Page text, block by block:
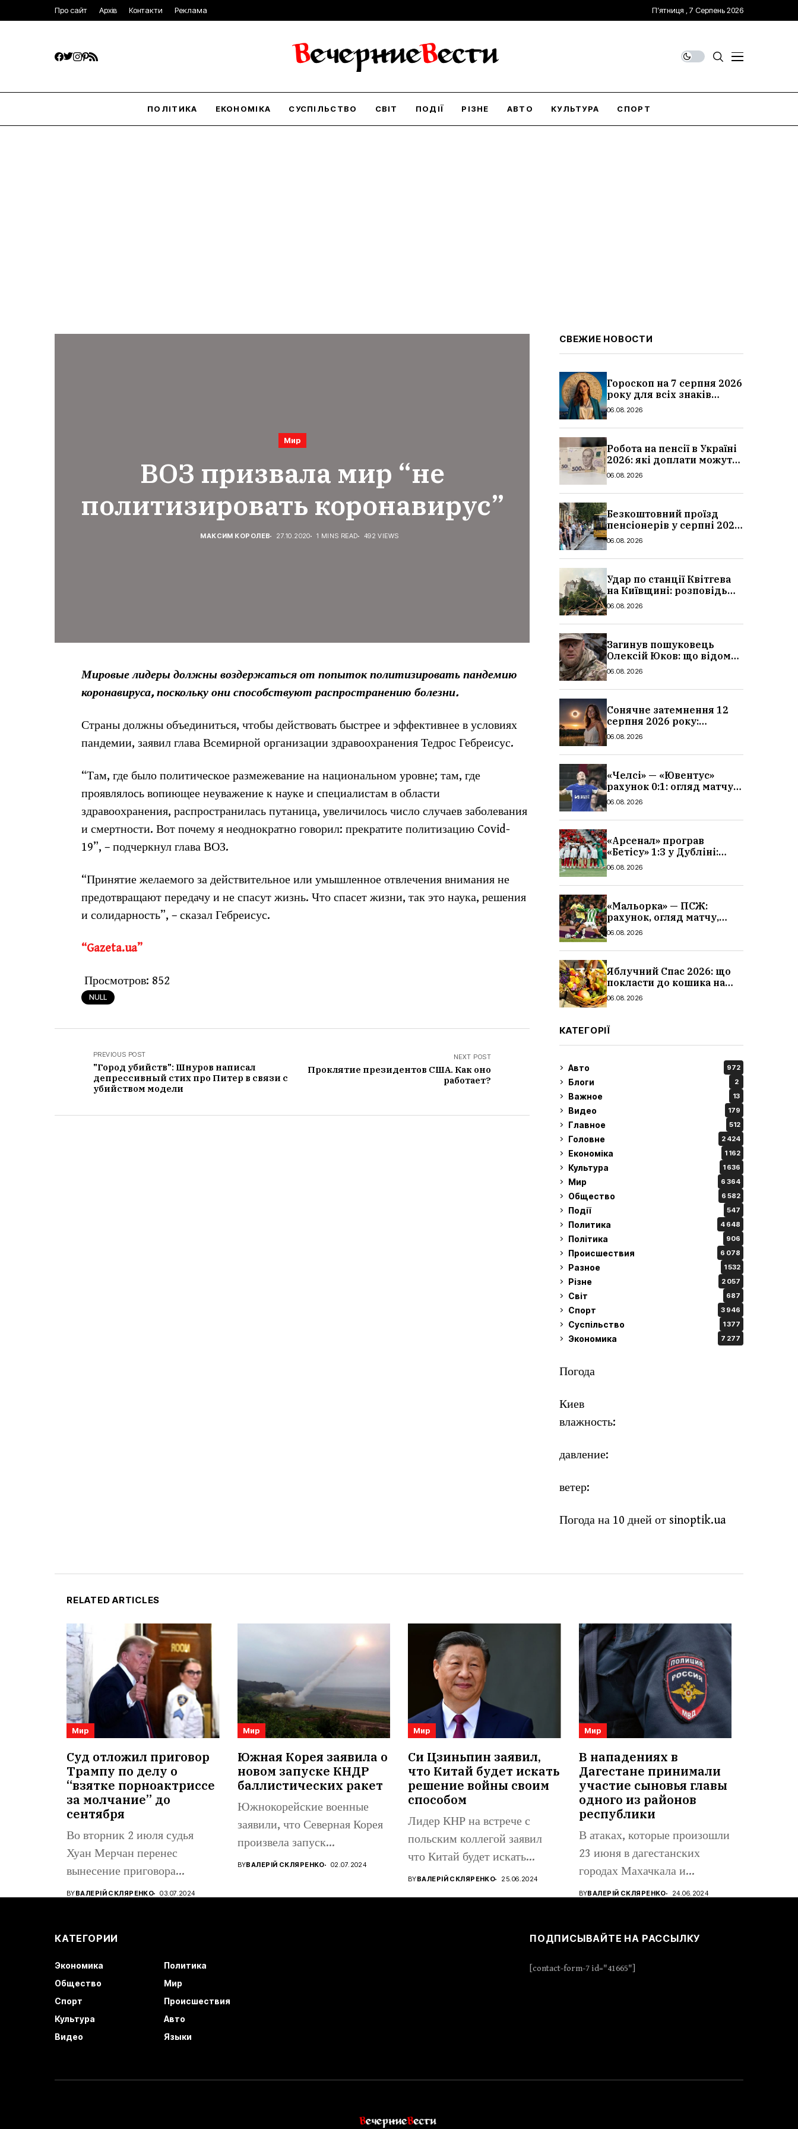
Про сайт Архів Контакти Реклама П’ятниця , 7 Серпень 2026
ПОЛІТИКА ЕКОНОМІКА СУСПІЛЬСТВО СВІТ ПОДІЇ РІЗНЕ АВТО КУЛЬТУРА СПОРТ
Мир
ВОЗ призвала мир “не
политизировать коронавирус”
МАКСИМ КОРОЛЕВ 27.10.2020 1 MINS READ 492 VIEWS
Мировые лидеры должны воздержаться от попыток политизировать пандемию
коронавируса, поскольку они способствуют распространению болезни.
Страны должны объединиться, чтобы действовать быстрее и эффективнее в условиях
пандемии, заявил глава Всемирной организации здравоохранения Тедрос Гебреисус.
“Там, где было политическое размежевание на национальном уровне; там, где
проявлялось вопиющее неуважение к науке и специалистам в области
здравоохранения, распространилась путаница, увеличилось число случаев заболевания
и смертности. Вот почему я неоднократно говорил: прекратите политизацию Covid-
19”, – подчеркнул глава ВОЗ.
“Принятие желаемого за действительное или умышленное отвлечения внимания не
предотвращают передачу и не спасут жизнь. Что спасет жизни, так это наука, решения
и солидарность”, – сказал Гебреисус.
“Gazeta.ua”
Просмотров: 852
NULL
PREVIOUS POST
"Город убийств": Шнуров написал
депрессивный стих про Питер в связи с
убийством модели
NEXT POST
Проклятие президентов США. Как оно
работает?
СВЕЖИЕ НОВОСТИ
Гороскоп на 7 серпня 2026
року для всіх знаків
зодіаку: кому пощастить у
06.08.2026
Робота на пенсії в Україні
2026: які доплати можуть
скасувати, про що
06.08.2026
Безкоштовний проїзд
пенсіонерів у серпні 2026
в Україні: де діє пільга,
06.08.2026
Удар по станції Квітгева
на Київщині: розповідь
очевидців, як вісім людей
сталося
06.08.2026
Загинув пошуковець
Олексій Юков: що відомо
про його роботу, хто він
06.08.2026
Сонячне затемнення 12
серпня 2026 року:
гороскоп, кому із знаків
06.08.2026
«Челсі» — «Ювентус»
рахунок 0:1: огляд матчу
та вихід Мудрика
06.08.2026
«Арсенал» програв
«Бетісу» 1:3 у Дубліні:
огляд матчу та всі голи
06.08.2026
«Мальорка» — ПСЖ:
рахунок, огляд матчу,
голи та склад парижан
06.08.2026
Яблучний Спас 2026: що
покласти до кошика на
освячення, які фрукти,
06.08.2026
КАТЕГОРІЇ
Авто 972
Блоги 2
Важное 13
Видео 179
Главное 512
Головне 2 424
Економіка 1 162
Культура 1 636
Мир 6 364
Общество 6 582
Події 547
Политика 4 648
Політика 906
Происшествия 6 078
Разное 1 532
Різне 2 057
Світ 687
Спорт 3 946
Суспільство 1 377
Экономика 7 277
Погода
Киев
влажность:
давление:
ветер:
Погода на 10 дней от sinoptik.ua
RELATED ARTICLES
Мир
Суд отложил приговор
Трампу по делу о
“взятке порноактриссе
за молчание” до
сентября
Во вторник 2 июля судья
Хуан Мерчан перенес
вынесение приговора
кандидату в...
BYВАЛЕРІЙ СКЛЯРЕНКО 03.07.2024
Мир
Южная Корея заявила о
новом запуске КНДР
баллистических ракет
Южнокорейские военные
заявили, что Северная Корея
произвела запуск
баллистической ракеты в
BYВАЛЕРІЙ СКЛЯРЕНКО 02.07.2024
Мир
Си Цзиньпин заявил,
что Китай будет искать
решение войны своим
способом
Лидер КНР на встрече с
польским коллегой заявил
что Китай будет искать...
BYВАЛЕРІЙ СКЛЯРЕНКО 25.06.2024
Мир
В нападениях в
Дагестане принимали
участие сыновья главы
одного из районов
республики
В атаках, которые произошли
23 июня в дагестанских
городах Махачкала и
Дербент,...
BYВАЛЕРІЙ СКЛЯРЕНКО 24.06.2024
КАТЕГОРИИ
Экономика
Политика
Общество
Мир
Спорт
Происшествия
Культура
Авто
Видео
Языки
ПОДПИСЫВАЙТЕ НА РАССЫЛКУ
[contact-form-7 id="41665"]